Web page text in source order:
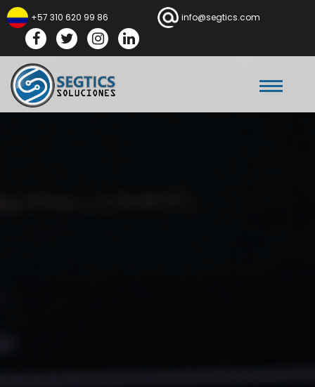
+57 310 620 99 86 info@segtics.com
FacebookTwitter InstagramLinkedln